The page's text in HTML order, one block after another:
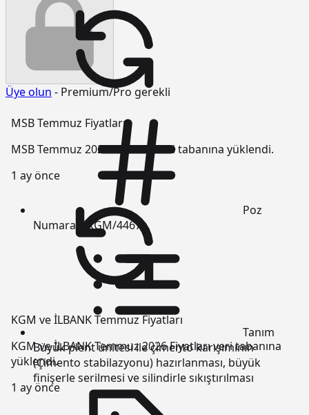
MSB Temmuz Fiyatları
MSB Temmuz 2026 Fiyatları veri tabanına yüklendi.
1 ay önce
KGM ve İLBANK Temmuz Fiyatları
KGM ve İLBANK Temmuz 2026 Fiyatları veri tabanına
yüklendi.
1 ay önce
Üye olun - Premium/Pro gerekli
Poz
Numarası
KGM/4467
Tanım
Büyük plent ünitesi ile çimento karışımının
(Çimento stabilazyonu) hazırlanması, büyük
finişerle serilmesi ve silindirle sıkıştırılması